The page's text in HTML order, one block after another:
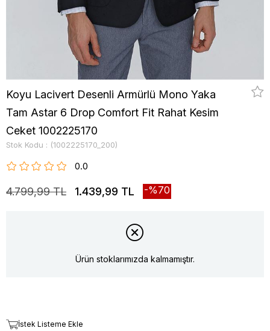
Koyu Lacivert Desenli Armürlü Mono Yaka
Tam Astar 6 Drop Comfort Fit Rahat Kesim
Ceket 1002225170
Stok Kodu (1002225170_200)
0.0
4.799,99 TL 1.439,99 TL 70
Ürün stoklarımızda kalmamıştır.
İstek Listeme Ekle